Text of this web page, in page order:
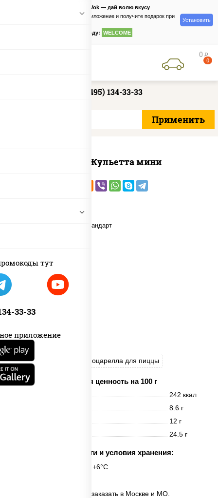
тут
33-33
приложение
PizzaSushiWok — дай волю вкусу
Скачайте приложение и получите подарок при
по промокоду: WELCOME
Установить
0 руб
0
+7 (495) 134-33-33
Пицца Жульетта мини
грибы шампиньоны моцарелла для пиццы
Пищевая ценность на 100 г
242 ккал
8.6 г
12 г
24.5 г
Срок годности и условия хранения:
24 часа при t° от +2°C до +6°C
✅ Пицца Жульетта мини заказать в Москве и МО.